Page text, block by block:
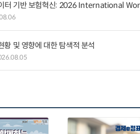
터 기반 보험혁신: 2026 International
황 및 영향에 대한 탐색적 분석